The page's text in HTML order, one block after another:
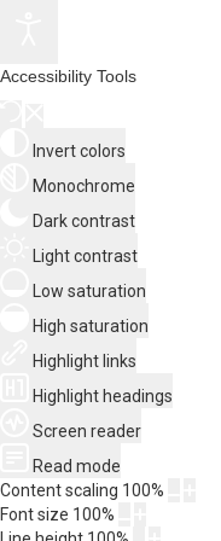
Accessibility Tools
Invert colors
Monochrome
Dark contrast
Light contrast
Low saturation
High saturation
Highlight links
Highlight headings
Screen reader
Read mode
Content scaling 100%
Font size 100%